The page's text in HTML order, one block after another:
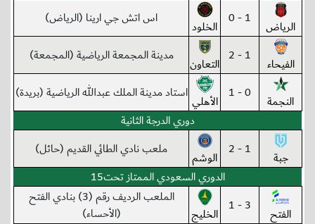
الرياض 1 - 0 الخلود اس اتش جي ارينا (الرياض)
الفيحاء 1 - 2 التعاون مدينة المجمعة الرياضية (المجمعة)
النجمة 0 - 1 الأهلي استاد مدينة الملك عبدالله الرياضية (بريدة)
دوري الدرجة الثانية
جبة 1 - 2 الوشم
ملعب نادي الطائي القديم (حائل)
الدوري السعودي الممتاز تحت15
الفتح 3 - 1 الخليج
الملعب الرديف رقم (3) بنادي الفتح
(الأحساء)